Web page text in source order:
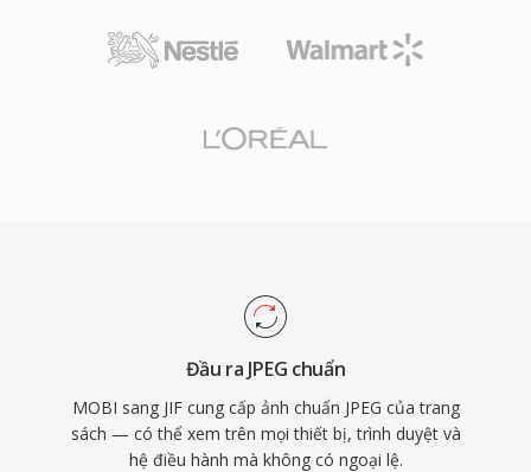
Đầu ra JPEG chuẩn
MOBI sang JIF cung cấp ảnh chuẩn JPEG của trang
sách — có thể xem trên mọi thiết bị, trình duyệt và
hệ điều hành mà không có ngoại lệ.